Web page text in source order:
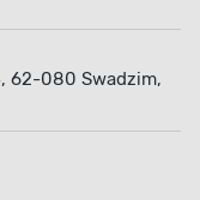
62-080 Swadzim,